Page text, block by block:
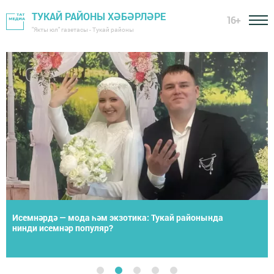
ТУКАЙ РАЙОНЫ ХӘБӘРЛӘРЕ
"Якты юл" газетасы - Тукай районы
16+
Исемнәрдә — мода һәм экзотика: Тукай районында
нинди исемнәр популяр?